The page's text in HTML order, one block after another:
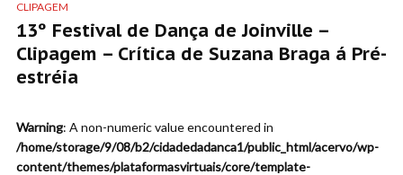
CLIPAGEM
13º Festival de Dança de Joinville –
Clipagem – Crítica de Suzana Braga á Pré-
estréia
Warning: A non-numeric value encountered in
/home/storage/9/08/b2/cidadedadanca1/public_html/acervo/wp-
content/themes/plataformasvirtuais/core/template-